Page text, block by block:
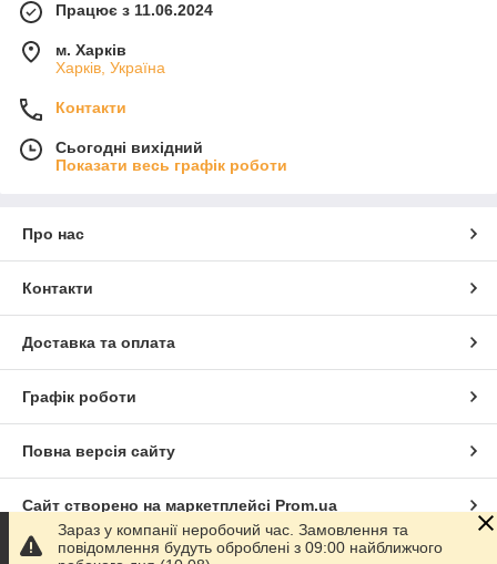
Працює з 11.06.2024
м. Харків
Харків, Україна
Контакти
Сьогодні вихідний
Показати весь графік роботи
Про нас
Контакти
Доставка та оплата
Графік роботи
Повна версія сайту
Сайт створено на маркетплейсі Prom.ua
Політика конфіденційності
Зараз у компанії неробочий час. Замовлення та
повідомлення будуть оброблені з 09:00 найближчого